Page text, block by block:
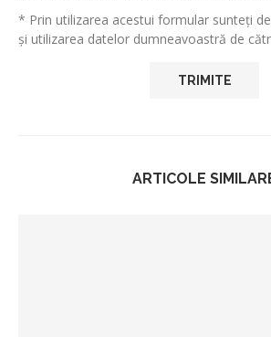
* Prin utilizarea acestui formular sunteți
și utilizarea datelor dumneavoastră de
ARTICOLE